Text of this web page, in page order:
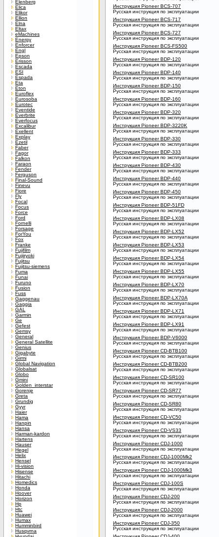
Elenberg
Elica
Elikor
Ellion
Elna
Eltax
eMachines
Energy
Enforcer
Engl
Epson
Erisson
Escada
ESI
Espada
Eta
Eton
Euroflex
Eurosoba
Eurotec
Eventide
Everbrite
Everfocus
Excalibur
Exellent
Explay
Ezetil
Faber
Fagor
Falkon
Faraon
Fender
Ferguson
Final-Sound
Finevu
Fiore
Fly
Focal
Focus
Force
Ford
Fornelli
Forsage
ForYou
Fox
Franke
Fujifilm
Fujiiryoki
Fujitsu
Fujitsu-siemens
Fuma
Funai
Furuno
Fusion
Fuss
Gaggenau
Gaggia
GAL
Garmin
Ge
Gefest
Gemsy
General
General Satellite
Genius
Gigabyte
Girmi
Global Navigation
Globalsat
Globo
Gmini
Golden_interstar
Gorenje
Greta
Grundig
Gyyr
Haier
Hama
Hanpin
Hansa
Harman-kardon
Hartens
Hauser
Hegel
Helix
Hensel
Hi-vision
Hisense
Hitachi
Homedics
Honda
Hoover
Horizon
Hp
Htc
Huawei
Humax
Humminbird
Husqvrna
Инструкция Pioneer BCS-707
Русская инструкция по эксплуатации
Инструкция Pioneer BCS-717
Русская инструкция по эксплуатации
Инструкция Pioneer BCS-727
Русская инструкция по эксплуатации
Инструкция Pioneer BCS-FS500
Русская инструкция по эксплуатации
Инструкция Pioneer BDP-120
Русская инструкция по эксплуатации
Инструкция Pioneer BDP-140
Русская инструкция по эксплуатации
Инструкция Pioneer BDP-150
Русская инструкция по эксплуатации
Инструкция Pioneer BDP-160
Русская инструкция по эксплуатации
Инструкция Pioneer BDP-320
Русская инструкция по эксплуатации
Инструкция Pioneer BDP-3220K
Русская инструкция по эксплуатации
Инструкция Pioneer BDP-330
Русская инструкция по эксплуатации
Инструкция Pioneer BDP-333
Русская инструкция по эксплуатации
Инструкция Pioneer BDP-430
Русская инструкция по эксплуатации
Инструкция Pioneer BDP-440
Русская инструкция по эксплуатации
Инструкция Pioneer BDP-450
Русская инструкция по эксплуатации
Инструкция Pioneer BDP-51FD
Русская инструкция по эксплуатации
Инструкция Pioneer BDP-LX08
Русская инструкция по эксплуатации
Инструкция Pioneer BDP-LX52
Русская инструкция по эксплуатации
Инструкция Pioneer BDP-LX53
Русская инструкция по эксплуатации
Инструкция Pioneer BDP-LX54
Русская инструкция по эксплуатации
Инструкция Pioneer BDP-LX55
Русская инструкция по эксплуатации
Инструкция Pioneer BDP-LX70
Русская инструкция по эксплуатации
Инструкция Pioneer BDP-LX70A
Русская инструкция по эксплуатации
Инструкция Pioneer BDP-LX71
Русская инструкция по эксплуатации
Инструкция Pioneer BDP-LX91
Русская инструкция по эксплуатации
Инструкция Pioneer BDP-V6000
Русская инструкция по эксплуатации
Инструкция Pioneer CD-BTB100
Русская инструкция по эксплуатации
Инструкция Pioneer CD-BTB200
Русская инструкция по эксплуатации
Инструкция Pioneer CD-SR100
Русская инструкция по эксплуатации
Инструкция Pioneer CD-SR77
Русская инструкция по эксплуатации
Инструкция Pioneer CD-SR80
Русская инструкция по эксплуатации
Инструкция Pioneer CD-VC50
Русская инструкция по эксплуатации
Инструкция Pioneer CD-VS33
Русская инструкция по эксплуатации
Инструкция Pioneer CDJ-1000
Русская инструкция по эксплуатации
Инструкция Pioneer CDJ-1000Mk2
Русская инструкция по эксплуатации
Инструкция Pioneer CDJ-1000Mk3
Русская инструкция по эксплуатации
Инструкция Pioneer CDJ-100S
Русская инструкция по эксплуатации
Инструкция Pioneer CDJ-200
Русская инструкция по эксплуатации
Инструкция Pioneer CDJ-2000
Русская инструкция по эксплуатации
Инструкция Pioneer CDJ-350
Русская инструкция по эксплуатации